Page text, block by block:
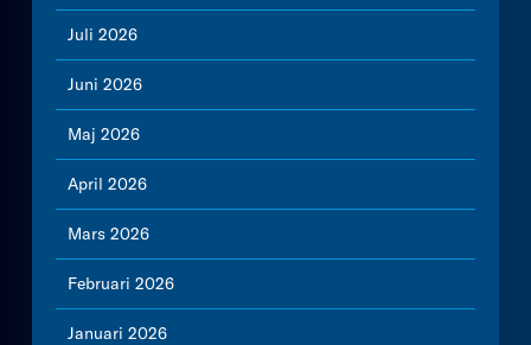
Juli 2026
Juni 2026
Maj 2026
April 2026
Mars 2026
Februari 2026
Januari 2026